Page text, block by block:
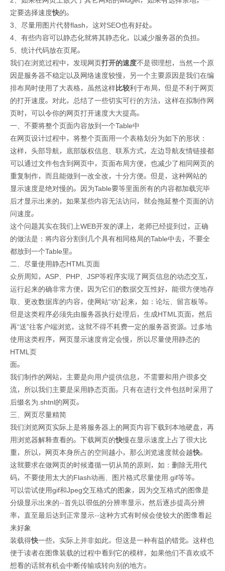
定要选择速度快的。
3、尽量用图片代替flash，这对SEO也有好处。
4、有些内容可以静态化就将其静态化，以减少服务器的负担。
5、统计代码放在页尾。
我们在浏览过程中，发现网页打开的速度不是很理想，当然一个原
因是服务器不稳定以及网络速度较慢，另一个主要原因是我们在编
排布局时使用了大表格，虽然这样 比较利于布局，但是不利于网页
的打开速度。对此，总结了一些切实可行的方法，这样在拟制作网
页时，可以令你的网页打开速度大大提高。
一、不要将整个页面内容放到一个Table中
在网页设计过程中，将整个页面用一个表格划分为如下的形状：
这样，头部导航，底部版权信息、联系方式，左边导航友情链接都
可以通过文件包含到网页中，页面布局方便，也减少了相同网页的
重复制作，而且能做到一改全改，十分方便。但是，这种网站的
显示速度是绝对慢的。因为Table要等里面所有的内容都加载完毕
后才显示出来的，如果某些内容无法访问，就会拖延整个页面的访
问速度。
这个问题其实在我们上WEB开发的课上，老师已经提到过，正确
的做法是：将内容分割到几个具有相同格局的Table中去，不要全
都放到一个Table里。
二、尽量使用静态HTML页面
众所周知，ASP、PHP、JSP等程序实现了网页信息的动态交互，
运行起来的确非常方便，因为它们的数据交互性好，能很方便地存
取、更改数据库的内容，使网站“动”起来，如：论坛、留言板等。
但是这类程序必须先由服务器执行处理后，生成HTML页面，然后
再“送”往客户端浏览，这就不得不耗费一定的服务器资源。过多地
使用这类程序，网页显示速度肯定会慢，所以尽量使用静态的
HTML页
面。
我们制作的网站，主要是向用户提供信息，不需要和用户很多交
流，所以我们主要是采用静态页面。只有在进行文件包括时采用了
后缀名为.shtnl的网页。
三、网页尽量精简
我们浏览网页实际上是将服务器上的网页内容下载到本地硬盘，再
用浏览器解释查看的。下载网页的快慢在显示速度上占了很大比
重，所以，网页本身所占的空间越小，那么浏览速度就会越快。
这就要求在做网页的时候遵循一切从简的原则，如：删除无用代
码，不要使用太大的Flash动画、图片格式尽量使用.gif等等。
可以尝试使用gif和Jpeg交互格式的图象，因为交互格式的图像是
分级显示出来的--首先以很低的分辨率显示，然后逐步提高分辨
率，直至最后达到正常显示--这种方式有时候会使较大的图像看起
来好象
装载得快一些，实际上并非如此，但这是一种有益的错觉。这样也
便于读者在图像装载的过程中看到它的模样，如果他们不喜欢或不
想看的话就有机会中断传输或转向别的地方。